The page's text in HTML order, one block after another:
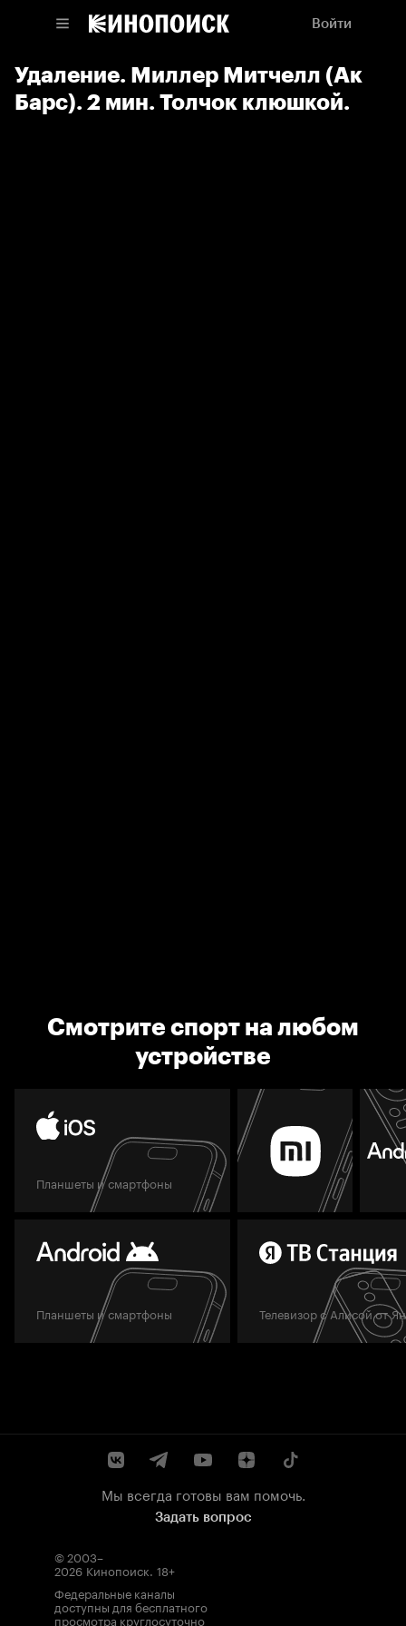
Войти
Удаление. Миллер Митчелл (Ак
Барс). 2 мин. Толчок клюшкой.
Смотрите спорт на любом
устройстве
Планшеты и смартфоны
Планшеты и смартфоны Телевизор с Алисой от
Мы всегда готовы вам помочь.
Задать вопрос
© 2003–
2026 Кинопоиск. 18+
Федеральные каналы
доступны для бесплатного
просмотра круглосуточно